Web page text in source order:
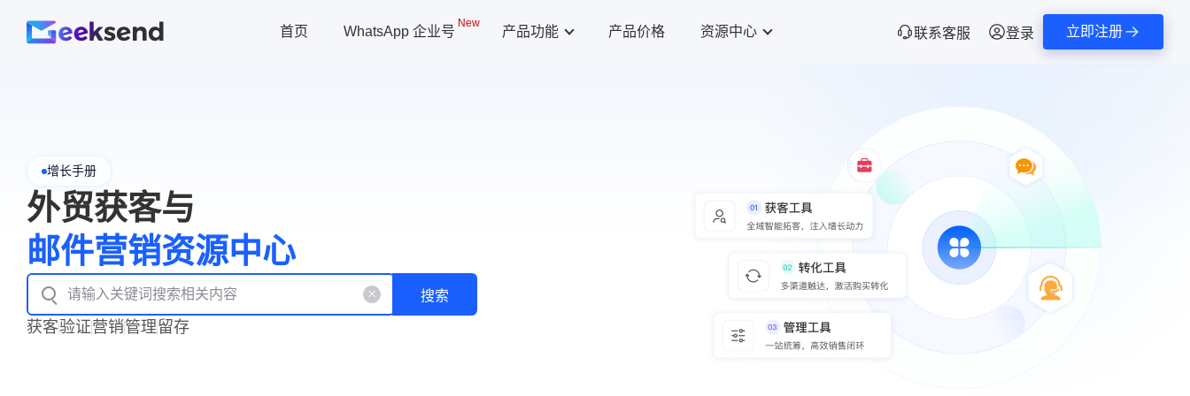
首页 WhatsApp 企业号
New
产品功能 产品价格 资源中心 联系客服 登录 立即注册
增长手册
外贸获客与
邮件营销资源中心
搜索
获客验证营销管理留存